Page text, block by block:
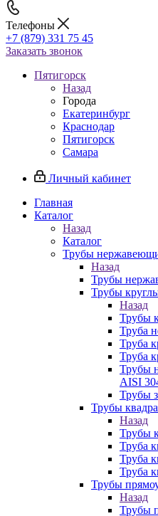
Телефоны
+7 (879) 331 75 45
Заказать звонок
Пятигорск
Назад
Города
Екатеринбург
Краснодар
Пятигорск
Самара
Личный кабинет
Главная
Каталог
Назад
Каталог
Трубы
Назад
Трубы
Трубы
Назад
Трубы
Труба
Труба
Труба
Трубы
AISI
Трубы
Трубы
Назад
Трубы
Труба
Труба
Труба
Трубы
Назад
Трубы